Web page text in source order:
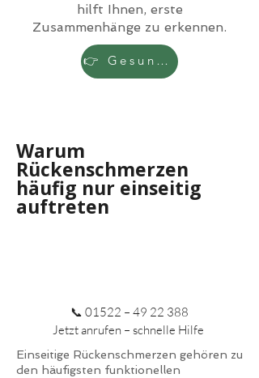
hilft Ihnen, erste
Zusammenhänge zu erkennen.
👉 Gesundheitscheck starten
Warum
Rückenschmerzen
häufig nur einseitig
auftreten
📞 01522 – 49 22 388
Jetzt anrufen – schnelle Hilfe
Einseitige Rückenschmerzen gehören zu
den häufigsten funktionellen